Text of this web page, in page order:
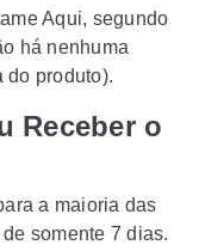
Aqui, segundo
há nenhuma
do produto).
Receber o
a maioria das
somente 7 dias.